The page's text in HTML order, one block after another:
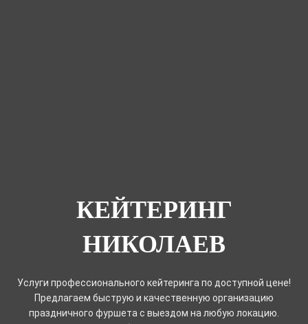
КЕЙТЕРИНГ
НИКОЛАЕВ
Услуги профессионального кейтеринга по доступной цене!
Предлагаем быструю и качественную организацию
праздничного фуршета с выездом на любую локацию.